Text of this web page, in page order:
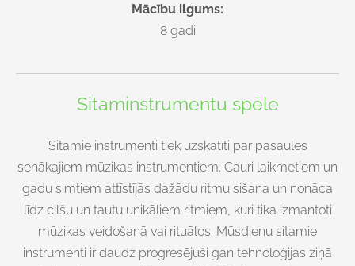
Mācību ilgums:
8 gadi
Sitaminstrumentu spēle
Sitamie instrumenti tiek uzskatīti par pasaules
senākajiem mūzikas instrumentiem. Cauri laikmetiem un
gadu simtiem attīstījās dažādu ritmu sišana un nonāca
līdz cilšu un tautu unikāliem ritmiem, kuri tika izmantoti
mūzikas veidošanā vai rituālos. Mūsdienu sitamie
instrumenti ir daudz progresējuši gan tehnoloģijas ziņā